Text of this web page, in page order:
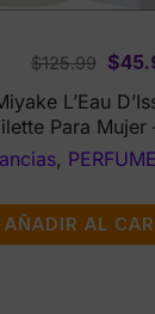
$125.99
price
was:
$
L’Eau
Para Mujer
,
AÑADIR AL